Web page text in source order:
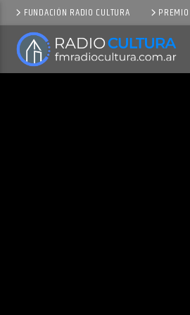
FUNDACIÓN RADIO CULTURA